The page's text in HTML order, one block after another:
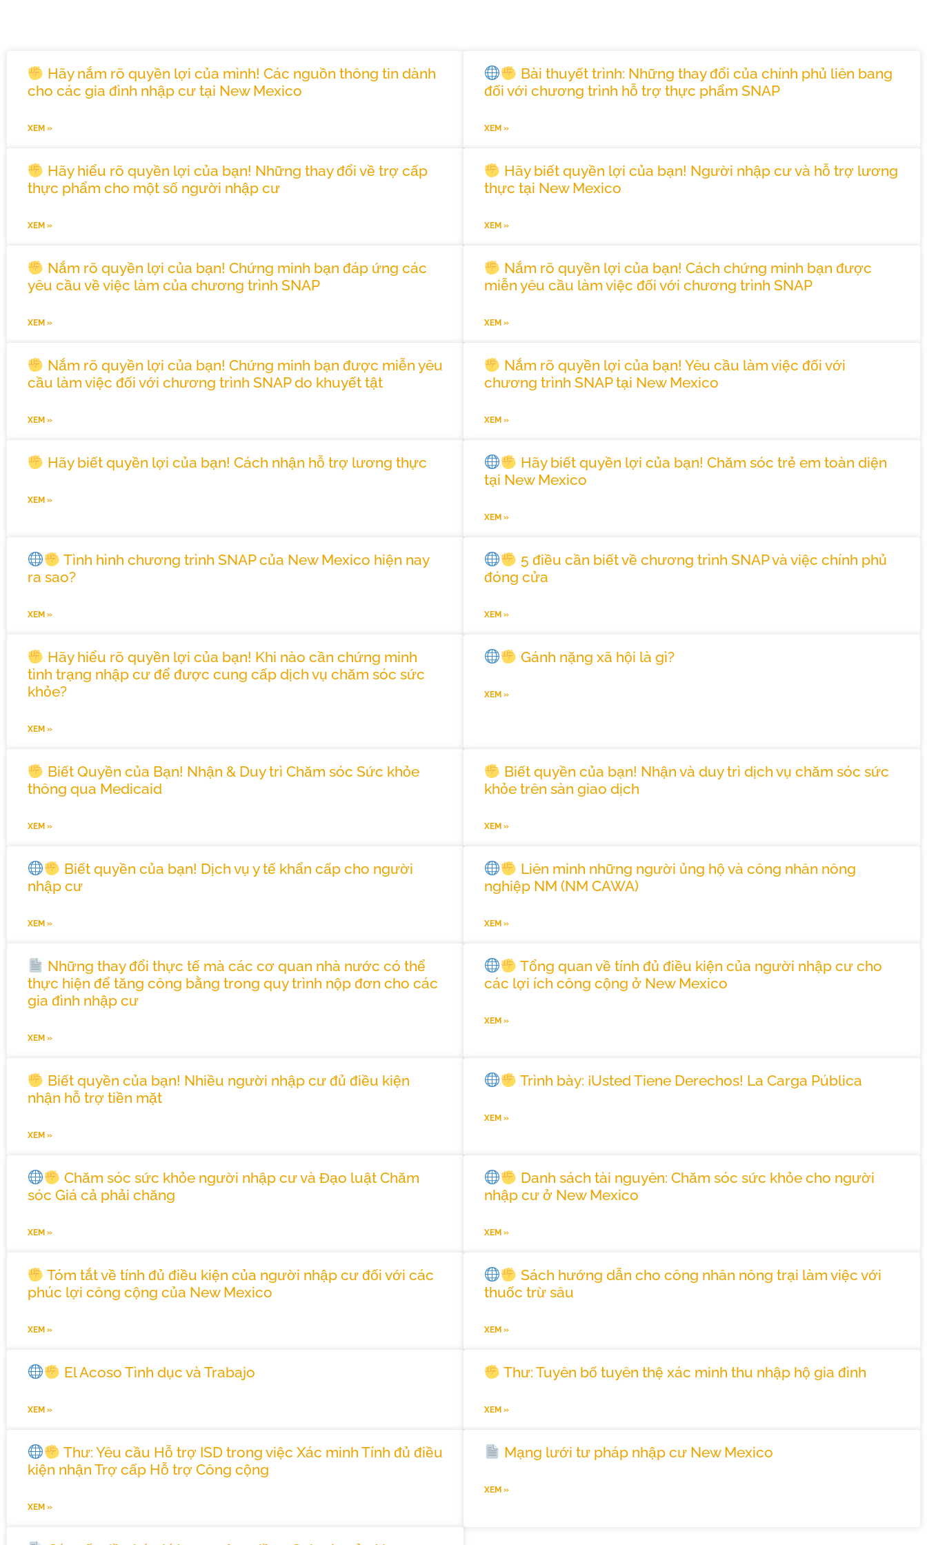
Hãy nắm rõ quyền lợi của mình! Các nguồn thông tin dành
cho các gia đình nhập cư tại New Mexico
XEM »
Bài thuyết trình: Những thay đổi của chính phủ liên bang
đối với chương trình hỗ trợ thực phẩm SNAP
XEM »
Hãy hiểu rõ quyền lợi của bạn! Những thay đổi về trợ cấp
thực phẩm cho một số người nhập cư
XEM »
Hãy biết quyền lợi của bạn! Người nhập cư và hỗ trợ lương
thực tại New Mexico
XEM »
Nắm rõ quyền lợi của bạn! Chứng minh bạn đáp ứng các
yêu cầu về việc làm của chương trình SNAP
XEM »
Nắm rõ quyền lợi của bạn! Cách chứng minh bạn được
miễn yêu cầu làm việc đối với chương trình SNAP
XEM »
Nắm rõ quyền lợi của bạn! Chứng minh bạn được miễn yêu
cầu làm việc đối với chương trình SNAP do khuyết tật
XEM »
Nắm rõ quyền lợi của bạn! Yêu cầu làm việc đối với
chương trình SNAP tại New Mexico
XEM »
Hãy biết quyền lợi của bạn! Cách nhận hỗ trợ lương thực
XEM »
Hãy biết quyền lợi của bạn! Chăm sóc trẻ em toàn diện
tại New Mexico
XEM »
Tình hình chương trình SNAP của New Mexico hiện nay
ra sao?
XEM »
5 điều cần biết về chương trình SNAP và việc chính phủ
đóng cửa
XEM »
Hãy hiểu rõ quyền lợi của bạn! Khi nào cần chứng minh
tình trạng nhập cư để được cung cấp dịch vụ chăm sóc sức
khỏe?
XEM »
Gánh nặng xã hội là gì?
XEM »
Biết Quyền của Bạn! Nhận & Duy trì Chăm sóc Sức khỏe
thông qua Medicaid
XEM »
Biết quyền của bạn! Nhận và duy trì dịch vụ chăm sóc sức
khỏe trên sàn giao dịch
XEM »
Biết quyền của bạn! Dịch vụ y tế khẩn cấp cho người
nhập cư
XEM »
Liên minh những người ủng hộ và công nhân nông
nghiệp NM (NM CAWA)
XEM »
Những thay đổi thực tế mà các cơ quan nhà nước có thể
thực hiện để tăng công bằng trong quy trình nộp đơn cho các
gia đình nhập cư
XEM »
Tổng quan về tính đủ điều kiện của người nhập cư cho
các lợi ích công cộng ở New Mexico
XEM »
Biết quyền của bạn! Nhiều người nhập cư đủ điều kiện
nhận hỗ trợ tiền mặt
XEM »
Trình bày: ¡Usted Tiene Derechos! La Carga Pública
XEM »
Chăm sóc sức khỏe người nhập cư và Đạo luật Chăm
sóc Giá cả phải chăng
XEM »
Danh sách tài nguyên: Chăm sóc sức khỏe cho người
nhập cư ở New Mexico
XEM »
Tóm tắt về tính đủ điều kiện của người nhập cư đối với các
phúc lợi công cộng của New Mexico
XEM »
Sách hướng dẫn cho công nhân nông trại làm việc với
thuốc trừ sâu
XEM »
El Acoso Tình dục và Trabajo
XEM »
Thư: Tuyên bố tuyên thệ xác minh thu nhập hộ gia đình
XEM »
Thư: Yêu cầu Hỗ trợ ISD trong việc Xác minh Tính đủ điều
kiện nhận Trợ cấp Hỗ trợ Công cộng
XEM »
Mạng lưới tư pháp nhập cư New Mexico
XEM »